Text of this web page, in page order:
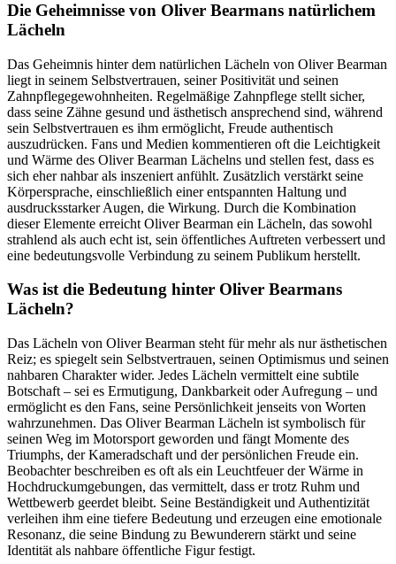
Die Geheimnisse von Oliver Bearmans natürlichem
Lächeln
Das Geheimnis hinter dem natürlichen Lächeln von Oliver Bearman
liegt in seinem Selbstvertrauen, seiner Positivität und seinen
Zahnpflegegewohnheiten. Regelmäßige Zahnpflege stellt sicher,
dass seine Zähne gesund und ästhetisch ansprechend sind, während
sein Selbstvertrauen es ihm ermöglicht, Freude authentisch
auszudrücken. Fans und Medien kommentieren oft die Leichtigkeit
und Wärme des Oliver Bearman Lächelns und stellen fest, dass es
sich eher nahbar als inszeniert anfühlt. Zusätzlich verstärkt seine
Körpersprache, einschließlich einer entspannten Haltung und
ausdrucksstarker Augen, die Wirkung. Durch die Kombination
dieser Elemente erreicht Oliver Bearman ein Lächeln, das sowohl
strahlend als auch echt ist, sein öffentliches Auftreten verbessert und
eine bedeutungsvolle Verbindung zu seinem Publikum herstellt.
Was ist die Bedeutung hinter Oliver Bearmans
Lächeln?
Das Lächeln von Oliver Bearman steht für mehr als nur ästhetischen
Reiz; es spiegelt sein Selbstvertrauen, seinen Optimismus und seinen
nahbaren Charakter wider. Jedes Lächeln vermittelt eine subtile
Botschaft – sei es Ermutigung, Dankbarkeit oder Aufregung – und
ermöglicht es den Fans, seine Persönlichkeit jenseits von Worten
wahrzunehmen. Das Oliver Bearman Lächeln ist symbolisch für
seinen Weg im Motorsport geworden und fängt Momente des
Triumphs, der Kameradschaft und der persönlichen Freude ein.
Beobachter beschreiben es oft als ein Leuchtfeuer der Wärme in
Hochdruckumgebungen, das vermittelt, dass er trotz Ruhm und
Wettbewerb geerdet bleibt. Seine Beständigkeit und Authentizität
verleihen ihm eine tiefere Bedeutung und erzeugen eine emotionale
Resonanz, die seine Bindung zu Bewunderern stärkt und seine
Identität als nahbare öffentliche Figur festigt.